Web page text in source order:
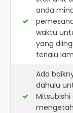
anda
waktu
yang
terlalu
Ada
dahulu